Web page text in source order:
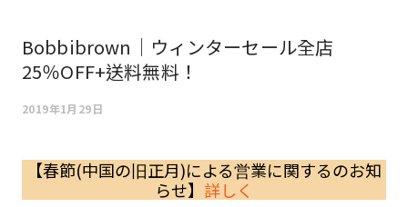
Bobbibrown｜ウィンターセール全店
25％OFF+送料無料！
2019年1月29日
【春節(中国の旧正月)による営業に関するのお知
らせ】 詳しく